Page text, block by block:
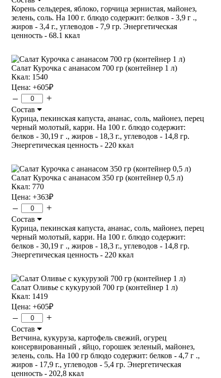
Корень сельдерея, яблоко, горчица зернистая, майонез,
зелень, соль. На 100 г. блюдо содержит: белков - 3,9 г .,
жиров - 3,4 г., углеводов - 7,9 гр. Энергетическая
ценность - 68.1 ккал
Салат Курочка с ананасом 700 гр (контейнер 1 л)
Ккал: 1540
Цена: +605₽
– +
Состав
Курица, пекинская капуста, ананас, соль, майонез, перец
черный молотый, карри. На 100 г. блюдо содержит:
белков - 30,19 г ., жиров - 18,3 г., углеводов - 14,8 гр.
Энергетическая ценность - 220 ккал
Салат Курочка с ананасом 350 гр (контейнер 0,5 л)
Ккал: 770
Цена: +363₽
– +
Состав
Курица, пекинская капуста, ананас, соль, майонез, перец
черный молотый, карри. На 100 г. блюдо содержит:
белков - 30,19 г ., жиров - 18,3 г., углеводов - 14,8 гр.
Энергетическая ценность - 220 ккал
Салат Оливье с кукурузой 700 гр (контейнер 1 л)
Ккал: 1419
Цена: +605₽
– +
Состав
Ветчина, кукуруза, картофель свежий, огурец
консервированный , яйцо, горошек зеленый, майонез,
зелень, соль. На 100 гр блюдо содержит: белков - 4,7 г .,
жиров - 17,9 г., углеводов - 5,4 гр. Энергетическая
ценность - 202,8 ккал